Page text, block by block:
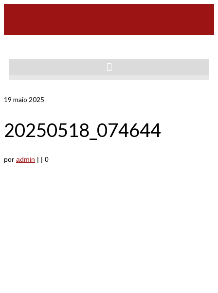
19 maio 2025
20250518_074644
por admin | | 0